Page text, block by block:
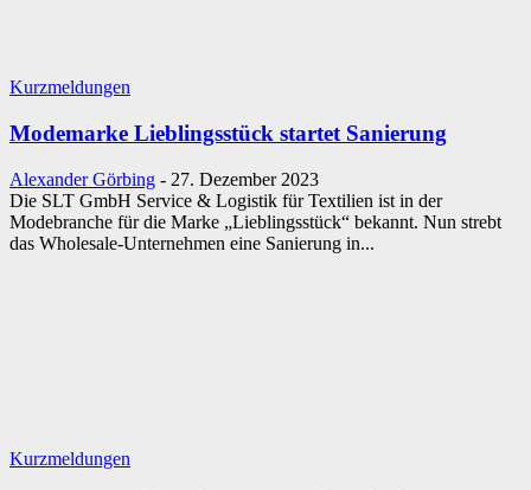
Kurzmeldungen
Modemarke Lieblingsstück startet Sanierung
Alexander Görbing - 27. Dezember 2023
Die SLT GmbH Service & Logistik für Textilien ist in der
Modebranche für die Marke „Lieblingsstück“ bekannt. Nun strebt
das Wholesale-Unternehmen eine Sanierung in...
Kurzmeldungen